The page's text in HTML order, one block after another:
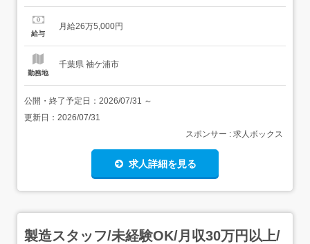
ファーストナースは、精神科訪問看護ステーションの運営
は全国で約240ステーションあります。さらなる地域貢
給与
月給26万5,000円
勤務地
千葉県 袖ケ浦市
公開・終了予定日： 2026/07/31 ～
更新日： 2026/07/31
スポンサー : 求人ボックス
求人詳細を見る
製造スタッフ/未経験OK/月収30万円以上/